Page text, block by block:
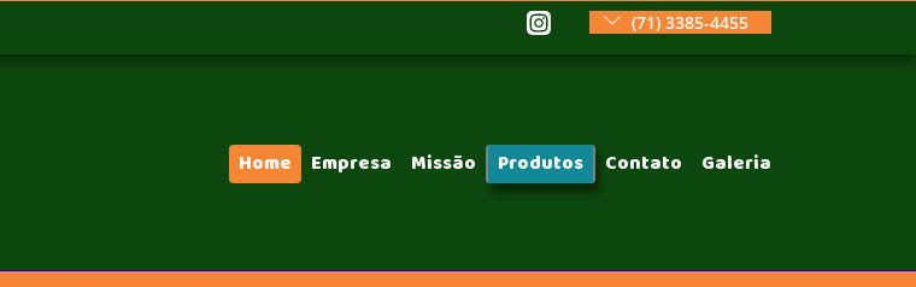
(71) 3385-4455
Home Empresa Missão Produtos Contato Galeria